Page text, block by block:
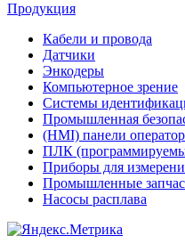
Продукция
Кабели и провода
Датчики
Энкодеры
Компьютерное зрение
Системы
Промышленная
(HMI) панели
ПЛК
Приборы для
Промышленные
Насосы расплава